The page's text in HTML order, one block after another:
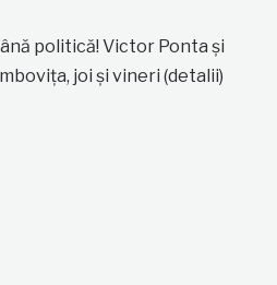
politică! Victor Ponta și
joi și vineri (detalii)